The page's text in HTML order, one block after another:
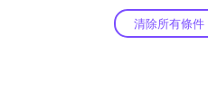
清除所有條件